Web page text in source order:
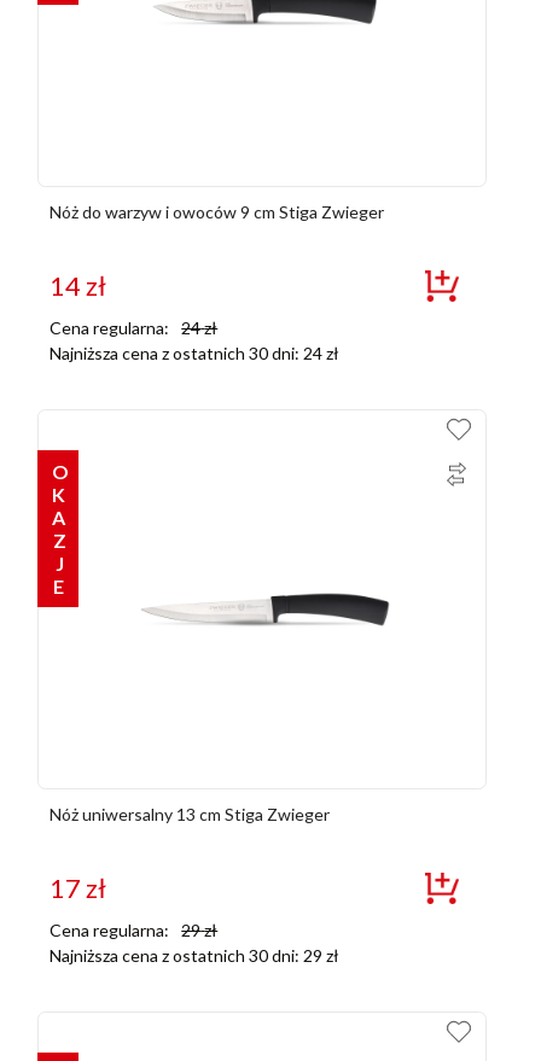
Nóż do warzyw i owoców 9 cm Stiga Zwieger
14zł
Cena regularna: 24zł
Najniższa cena z ostatnich 30 dni: 24zł
OKAZJE
Nóż uniwersalny 13 cm Stiga Zwieger
17zł
Cena regularna: 29zł
Najniższa cena z ostatnich 30 dni: 29 zł